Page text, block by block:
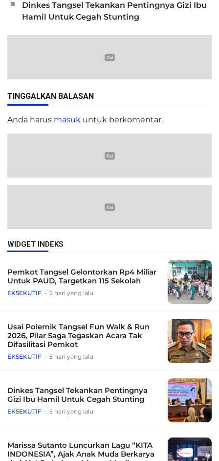
Dinkes Tangsel Tekankan Pentingnya Gizi Ibu
Hamil Untuk Cegah Stunting
TINGGALKAN BALASAN
Anda harus masuk untuk berkomentar.
WIDGET INDEKS
Pemkot Tangsel Gelontorkan Rp4 Miliar
Untuk PAUD, Targetkan 115 Sekolah
EKSEKUTIF 2 hari yang lalu
Usai Polemik Tangsel Fun Walk & Run
2026, Pilar Saga Tegaskan Acara Tak
Difasilitasi Pemkot
EKSEKUTIF 5 hari yang lalu
Dinkes Tangsel Tekankan Pentingnya
Gizi Ibu Hamil Untuk Cegah Stunting
EKSEKUTIF 5 hari yang lalu
Marissa Sutanto Luncurkan Lagu “KITA
INDONESIA”, Ajak Anak Muda Berkarya